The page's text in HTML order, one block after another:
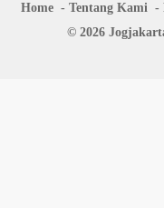
Home Tentang Kami
© 2026